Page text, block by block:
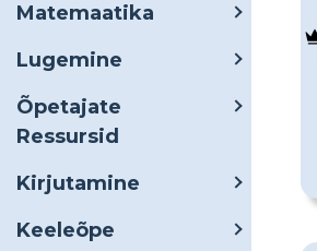
Matemaatika
Lugemine
Õpetajate
Ressursid
Kirjutamine
Keeleõpe